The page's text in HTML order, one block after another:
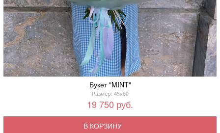
Букет "MINT"
Размер: 45x60
19 750 руб.
В КОРЗИНУ